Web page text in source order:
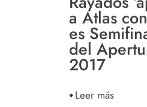
a Atlas
es
del
2017
Leer más